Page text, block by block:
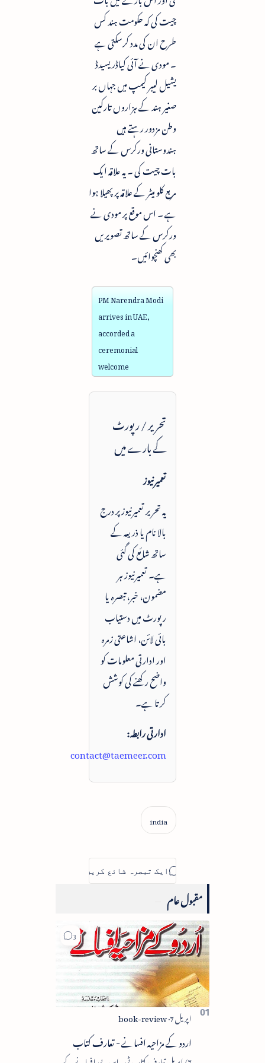
چیت کی کہ حکومت ہند کس
طرح ان کی مدد کرسکتی ہے
۔ مودی نے آئی کیاڈریسیدڈ
یشیل لیبر کیمپ میں جہاں بر
صغیر ہند کے ہزاروں تارکین
وطن مزدور رہتے ہیں
ہندوستانی ورکرس کے ساتھ
بات چیت کی ۔ یہ علاقہ ایک
مربع کلو میٹر کے علاقہ پر پھیلا ہوا
ہے ۔ اس موقع پر مودی نے
ورکرس کے ساتھ تصویریں
بھی کھنچوائیں۔
PM Narendra Modi
arrives in UAE,
accorded a
ceremonial
welcome
تحریر / رپورٹ
کے بارے میں
تعمیرنیوز
یہ تحریر تعمیرنیوز پر درج
بالا نام یا ذریعہ کے
ساتھ شائع کی گئی
ہے۔ تعمیرنیوز ہر
مضمون، خبر، تبصرہ یا
رپورٹ میں دستیاب
بائی لائن، اشاعتی زمرہ
اور ادارتی معلومات کو
واضح رکھنے کی کوشش
کرتا ہے۔
ادارتی رابطہ:
contact@taemeer.com
مقبول عام
اردو کے مزاحیہ افسانے - تعارف کتاب